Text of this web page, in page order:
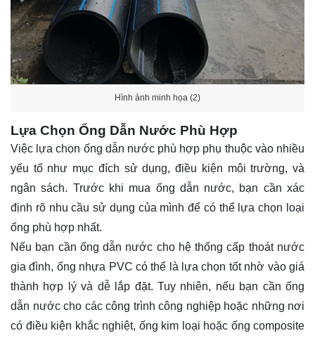
Hình ảnh minh họa (2)
Lựa Chọn Ống Dẫn Nước Phù Hợp
Việc lựa chọn ống dẫn nước phù hợp phụ thuộc vào nhiều
yếu tố như mục đích sử dụng, điều kiện môi trường, và
ngân sách. Trước khi mua ống dẫn nước, bạn cần xác
định rõ nhu cầu sử dụng của mình để có thể lựa chọn loại
ống phù hợp nhất.
Nếu bạn cần ống dẫn nước cho hệ thống cấp thoát nước
gia đình, ống nhựa PVC có thể là lựa chọn tốt nhờ vào giá
thành hợp lý và dễ lắp đặt. Tuy nhiên, nếu bạn cần ống
dẫn nước cho các công trình công nghiệp hoặc những nơi
có điều kiện khắc nghiệt, ống kim loại hoặc ống composite